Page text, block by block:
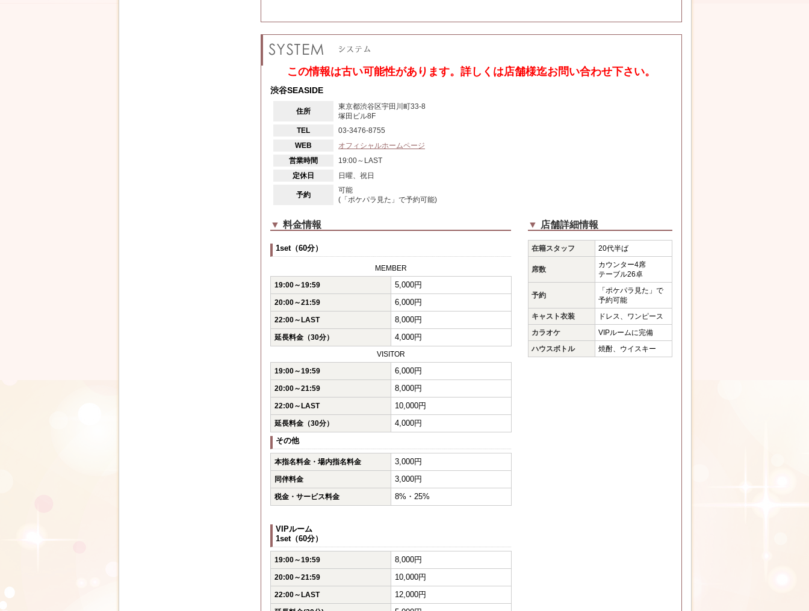
この情報は古い可能性があります。詳しくは店舗様迄お問い合わせ下さい。
渋谷SEASIDE
住所
東京都渋谷区宇田川町33-8
塚田ビル8F
TEL
03-3476-8755
WEB
オフィシャルホームページ
営業時間
19:00～LAST
定休日
日曜、祝日
予約
可能
(「ポケパラ見た」で予約可能)
▼ 料金情報
1set（60分）
MEMBER
19:00～19:59
5,000円
20:00～21:59 6,000円
22:00～LAST 8,000円
延長料金（30分） 4,000円
VISITOR
19:00～19:59
6,000円
20:00～21:59 8,000円
22:00～LAST 10,000円
延長料金（30分）
4,000円
その他
本指名料金・場内指名料金 3,000円
同伴料金 3,000円
税金・サービス料金 8%・25%
VIPルーム
1set（60分）
19:00～19:59 8,000円
20:00～21:59 10,000円
22:00～LAST 12,000円
▼ 店舗詳細情報
在籍スタッフ 20代半ば
席数
カウンター4席
テーブル26卓
予約
「ポケパラ見た」で
予約可能
キャスト衣装
ドレス、ワンピース
カラオケ
VIPルームに完備
ハウスボトル
焼酎、ウイスキー